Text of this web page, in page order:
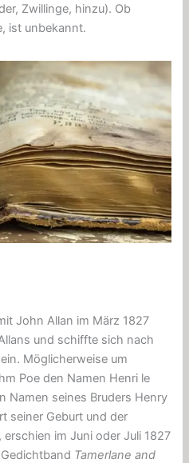
Zwillinge, hinzu). Ob
ist unbekannt.
John Allan im März 1827
und schiffte sich nach
Möglicherweise um
Poe den Namen Henri le
Namen seines Bruders Henry
seiner Geburt und der
im Juni oder Juli 1827
Tamerlane and